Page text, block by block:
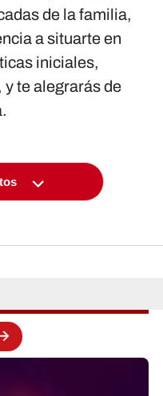
de la familia,
a situarte en
iniciales,
te alegrarás de